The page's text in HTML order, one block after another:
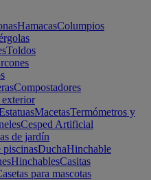
HamacasColumpios
Toldos
Compostadores
MacetasTermómetros y
Cesped Artificial
de jardín
DuchaHinchable
HinchablesCasitas
para mascotas